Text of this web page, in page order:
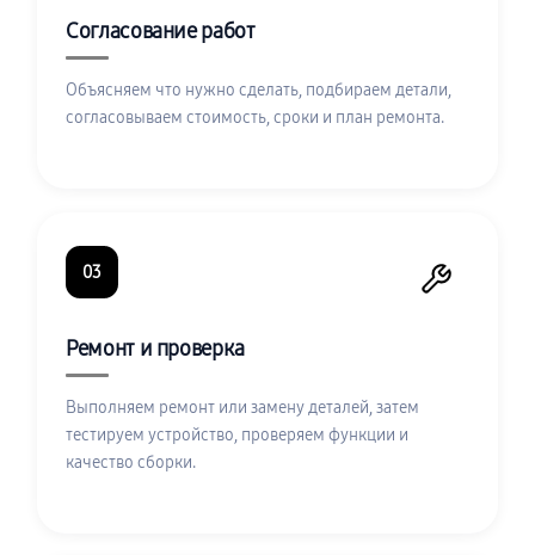
Согласование работ
Объясняем что нужно сделать, подбираем детали,
согласовываем стоимость, сроки и план ремонта.
03
Ремонт и проверка
Выполняем ремонт или замену деталей, затем
тестируем устройство, проверяем функции и
качество сборки.